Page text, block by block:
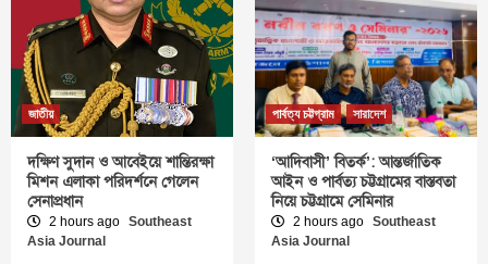
জাতীয়
দক্ষিণ সুদান ও আবেইয়ে শান্তিরক্ষা
মিশন এলাকা পরিদর্শনে গেলেন
সেনাপ্রধান
2 hours ago Southeast
Asia Journal
পার্বত্য চট্টগ্রাম সারাদেশ
‘আদিবাসী’ বিতর্ক’: আন্তর্জাতিক
আইন ও পার্বত্য চট্টগ্রামের বাস্তবতা
নিয়ে চট্টগ্রামে সেমিনার
2 hours ago Southeast
Asia Journal